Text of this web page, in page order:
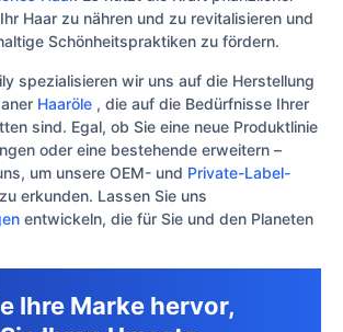
Haar zu nähren und zu revitalisieren und
Schönheitspraktiken zu fördern.
spezialisieren wir uns auf die Herstellung
Haaröle , die auf die Bedürfnisse Ihrer
sind. Egal, ob Sie eine neue Produktlinie
oder eine bestehende erweitern –
um unsere OEM- und Private-Label-
zu erkunden. Lassen Sie uns
entwickeln, die für Sie und den Planeten
Ihre Marke hervor,